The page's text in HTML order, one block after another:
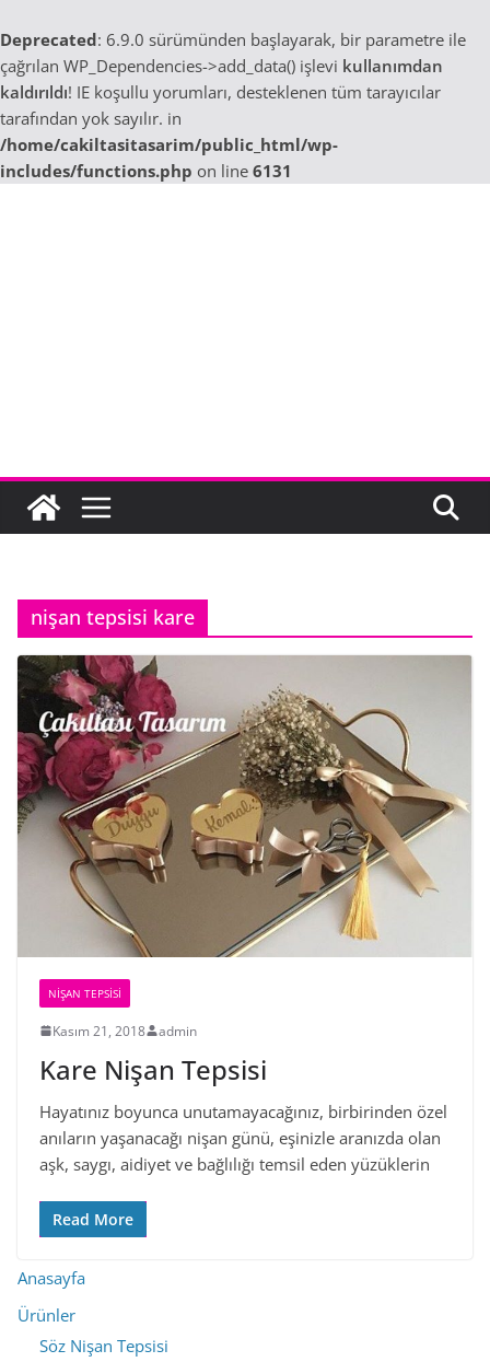
Deprecated: 6.9.0 sürümünden başlayarak, bir parametre ile
çağrılan WP_Dependencies->add_data() işlevi kullanımdan
kaldırıldı! IE koşullu yorumları, desteklenen tüm tarayıcılar
tarafından yok sayılır. in
/home/cakiltasitasarim/public_html/wp-
includes/functions.php on line 6131
nişan tepsisi kare
NIŞAN TEPSISI
Kasım 21, 2018 admin
Kare Nişan Tepsisi
Hayatınız boyunca unutamayacağınız, birbirinden özel
anıların yaşanacağı nişan günü, eşinizle aranızda olan
aşk, saygı, aidiyet ve bağlılığı temsil eden yüzüklerin
Read More
Anasayfa
Ürünler
Söz Nişan Tepsisi